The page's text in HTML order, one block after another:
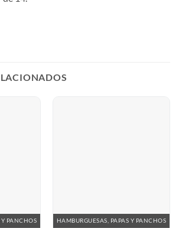
Y PANCHOS HAMBURGUESAS, PAPAS Y PANCHOS